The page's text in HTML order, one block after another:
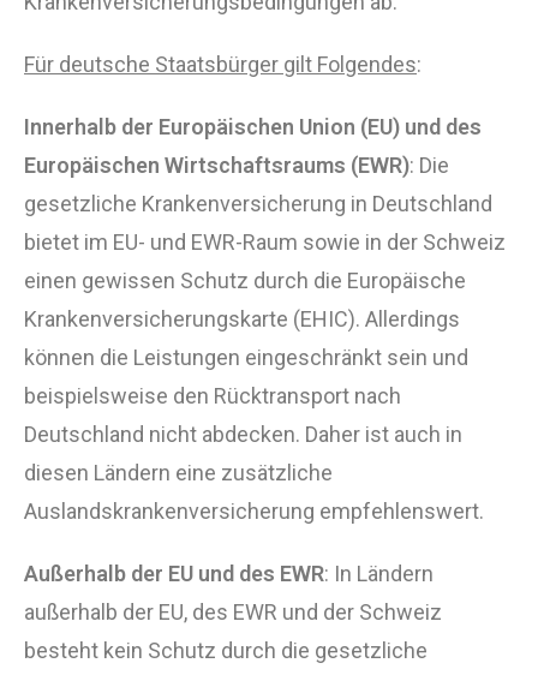
Für deutsche Staatsbürger gilt Folgendes:
Innerhalb der Europäischen Union (EU) und des
Europäischen Wirtschaftsraums (EWR): Die
gesetzliche Krankenversicherung in Deutschland
bietet im EU- und EWR-Raum sowie in der Schweiz
einen gewissen Schutz durch die Europäische
Krankenversicherungskarte (EHIC). Allerdings
können die Leistungen eingeschränkt sein und
beispielsweise den Rücktransport nach
Deutschland nicht abdecken. Daher ist auch in
diesen Ländern eine zusätzliche
Auslandskrankenversicherung empfehlenswert.
Außerhalb der EU und des EWR: In Ländern
außerhalb der EU, des EWR und der Schweiz
besteht kein Schutz durch die gesetzliche